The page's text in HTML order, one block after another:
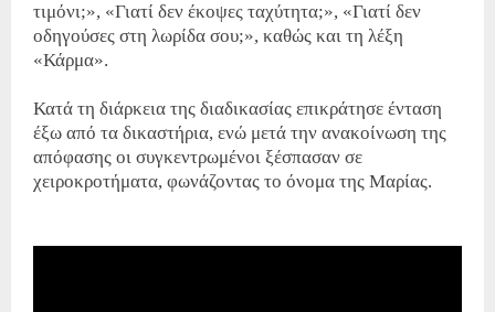
τιμόνι;», «Γιατί δεν έκοψες ταχύτητα;», «Γιατί δεν
οδηγούσες στη λωρίδα σου;», καθώς και τη λέξη
«Κάρμα».
Κατά τη διάρκεια της διαδικασίας επικράτησε ένταση
έξω από τα δικαστήρια, ενώ μετά την ανακοίνωση της
απόφασης οι συγκεντρωμένοι ξέσπασαν σε
χειροκροτήματα, φωνάζοντας το όνομα της Μαρίας.